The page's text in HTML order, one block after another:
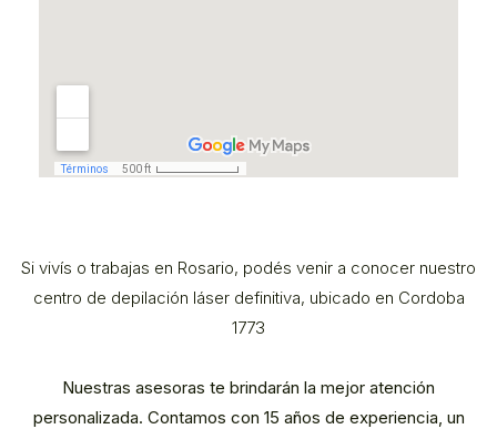
Si vivís o trabajas en Rosario, podés venir a conocer nuestro
centro de depilación láser definitiva, ubicado en Cordoba
1773
Nuestras asesoras te brindarán la mejor atención
personalizada. Contamos con 15 años de experiencia, un